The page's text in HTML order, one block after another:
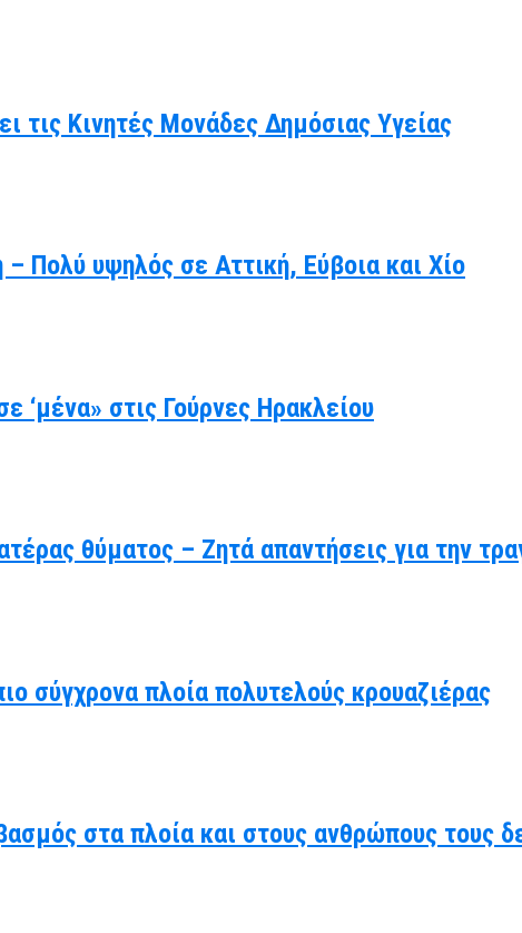
τις Κινητές Μονάδες Δημόσιας Υγείας
Πολύ υψηλός σε Αττική, Εύβοια και Χίο
στις Γούρνες Ηρακλείου
θύματος – Ζητά απαντήσεις για την
σύγχρονα πλοία πολυτελούς κρουαζιέρας
στα πλοία και στους ανθρώπους τους